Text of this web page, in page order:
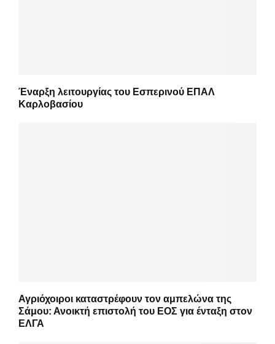
Έναρξη λειτουργίας του Εσπερινού ΕΠΑΛ
Καρλοβασίου
Αγριόχοιροι καταστρέφουν τον αμπελώνα της
Σάμου: Ανοικτή επιστολή του ΕΟΣ για ένταξη στον
ΕΛΓΑ